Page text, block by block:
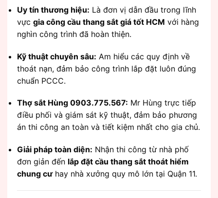
Uy tín thương hiệu: Là đơn vị dẫn đầu trong lĩnh
vực gia công cầu thang sắt giá tốt HCM với hàng
nghìn công trình đã hoàn thiện.
Kỹ thuật chuyên sâu: Am hiểu các quy định về
thoát nạn, đảm bảo công trình lắp đặt luôn đúng
chuẩn PCCC.
Thợ sắt Hùng 0903.775.567: Mr Hùng trực tiếp
điều phối và giám sát kỹ thuật, đảm bảo phương
án thi công an toàn và tiết kiệm nhất cho gia chủ.
Giải pháp toàn diện: Nhận thi công từ nhà phố
đơn giản đến lắp đặt cầu thang sắt thoát hiểm
chung cưhay nhà xưởng quy mô lớn tại Quận 11.